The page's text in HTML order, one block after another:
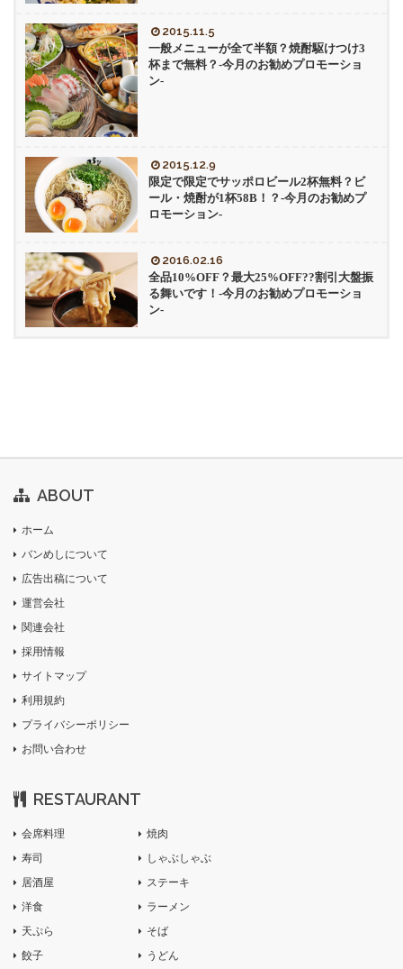
2015.11.5
一般メニューが全て半額？焼酎駆けつけ3
杯まで無料？-今月のお勧めプロモーショ
ン-
2015.12.9
限定で限定でサッポロビール2杯無料？ビ
ール・焼酎が1杯58B！？-今月のお勧めプ
ロモーション-
2016.02.16
全品10%OFF？最大25%OFF??割引大盤振
る舞いです！-今月のお勧めプロモーショ
ン-
ABOUT
ホーム
バンめしについて
広告出稿について
運営会社
関連会社
採用情報
サイトマップ
利用規約
プライバシーポリシー
お問い合わせ
RESTAURANT
会席料理
寿司
居酒屋
洋食
天ぷら
餃子
焼肉
しゃぶしゃぶ
ステーキ
ラーメン
そば
うどん